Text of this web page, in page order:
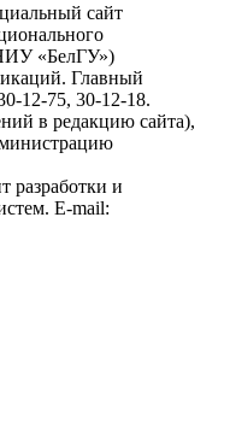
сайт
«БелГУ»)
Главный
12-75, 30-12-18.
в редакцию сайта),
разработки и
E-mail: